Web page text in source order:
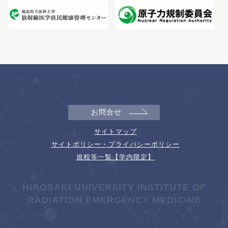
お問合せ
サイトマップ
サイトポリシー・プライバシーポリシー
規程等一覧【学内限定】
HIROSAKI UNIVERSITY INSTITUTE OF
RADIATION EMERGENCY MEDICINE